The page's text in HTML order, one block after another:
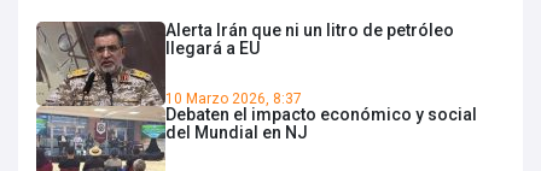
Alerta Irán que ni un litro de petróleo
llegará a EU
10 Marzo 2026, 8:37
Debaten el impacto económico y social
del Mundial en NJ